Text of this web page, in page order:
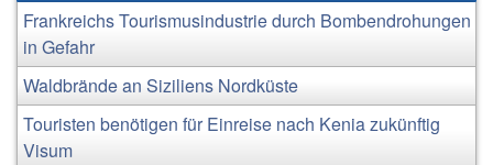
Frankreichs Tourismusindustrie durch Bombendrohungen
in Gefahr
Waldbrände an Siziliens Nordküste
Touristen benötigen für Einreise nach Kenia zukünftig
Visum